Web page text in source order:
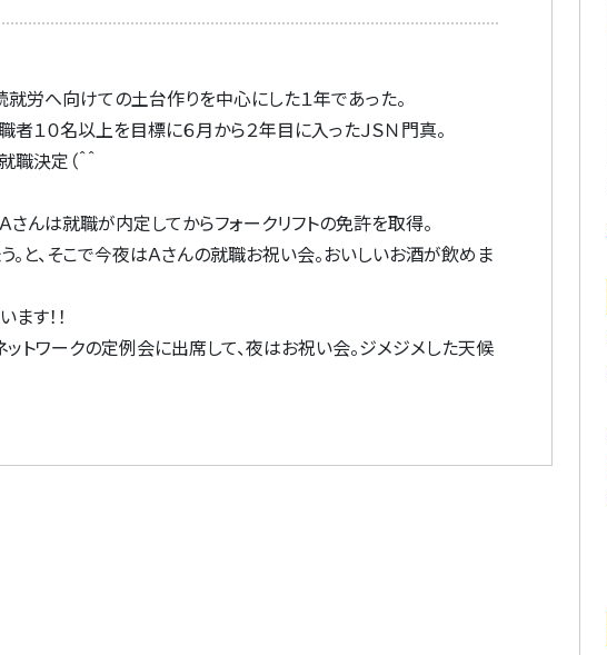
労へ向けての土台作りを中心にした１年であった。
１０名以上を目標に６月から２年目に入ったＪＳＮ門真。
決定（＾＾
んは就職が内定してからフォークリフトの免許を取得。
と、そこで今夜はＡさんの就職お祝い会。おいしいお酒が飲めま
す！！
ワークの定例会に出席して、夜はお祝い会。ジメジメした天候